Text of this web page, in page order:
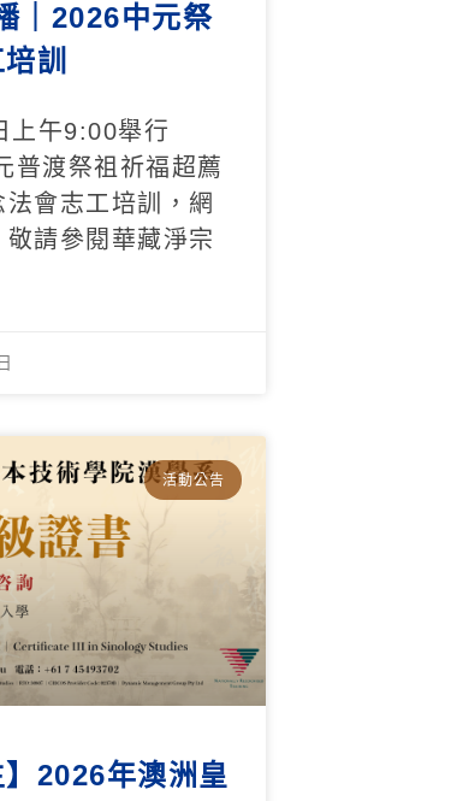
｜2026中元祭
訓
上午9:00舉行
普渡祭祖祈福超薦
會志工培訓，網
請參閱華藏淨宗
活動公告
】2026年澳洲皇